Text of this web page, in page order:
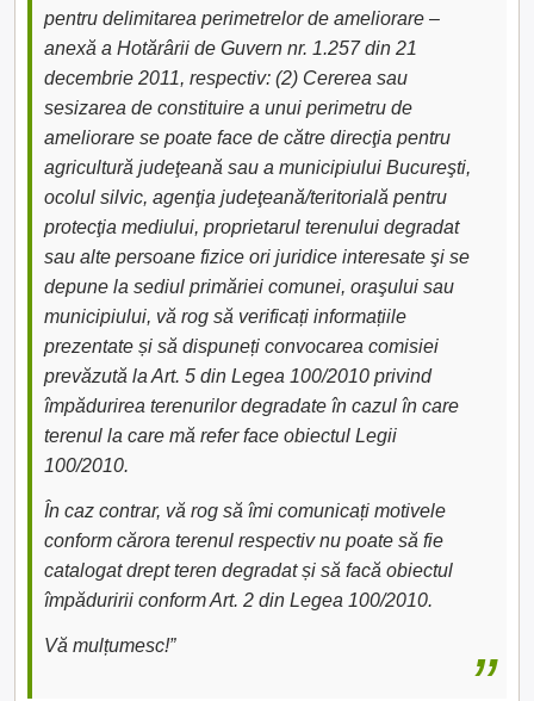
pentru delimitarea perimetrelor de ameliorare –
anexă a Hotărârii de Guvern nr. 1.257 din 21
decembrie 2011, respectiv: (2) Cererea sau
sesizarea de constituire a unui perimetru de
ameliorare se poate face de către direcţia pentru
agricultură judeţeană sau a municipiului Bucureşti,
ocolul silvic, agenţia judeţeană/teritorială pentru
protecţia mediului, proprietarul terenului degradat
sau alte persoane fizice ori juridice interesate şi se
depune la sediul primăriei comunei, oraşului sau
municipiului, vă rog să verificați informațiile
prezentate și să dispuneți convocarea comisiei
prevăzută la Art. 5 din Legea 100/2010 privind
împădurirea terenurilor degradate în cazul în care
terenul la care mă refer face obiectul Legii
100/2010.
În caz contrar, vă rog să îmi comunicați motivele
conform cărora terenul respectiv nu poate să fie
catalogat drept teren degradat și să facă obiectul
împăduririi conform Art. 2 din Legea 100/2010.
Vă mulțumesc!”